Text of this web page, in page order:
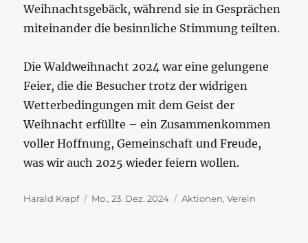
Weihnachtsgebäck, während sie in Gesprächen
miteinander die besinnliche Stimmung teilten.
Die Waldweihnacht 2024 war eine gelungene
Feier, die die Besucher trotz der widrigen
Wetterbedingungen mit dem Geist der
Weihnacht erfüllte – ein Zusammenkommen
voller Hoffnung, Gemeinschaft und Freude,
was wir auch 2025 wieder feiern wollen.
Autor
Harald Krapf
Veröffentlicht
Mo., 23. Dez. 2024 Kategorien
Aktionen,Verein